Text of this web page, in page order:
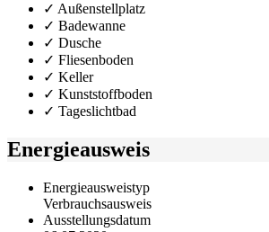
✓ Außenstellplatz
✓ Badewanne
✓ Dusche
✓ Fliesenboden
✓ Keller
✓ Kunststoffboden
✓ Tageslichtbad
Energieausweis
Energieausweistyp
Verbrauchs­ausweis
Ausstellungsdatum